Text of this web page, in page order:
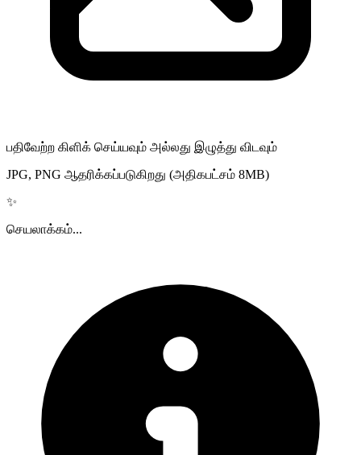
பதிவேற்ற கிளிக் செய்யவும் அல்லது இழுத்து விடவும்
JPG, PNG ஆதரிக்கப்படுகிறது (அதிகபட்சம் 8MB)
✨
செயலாக்கம்...